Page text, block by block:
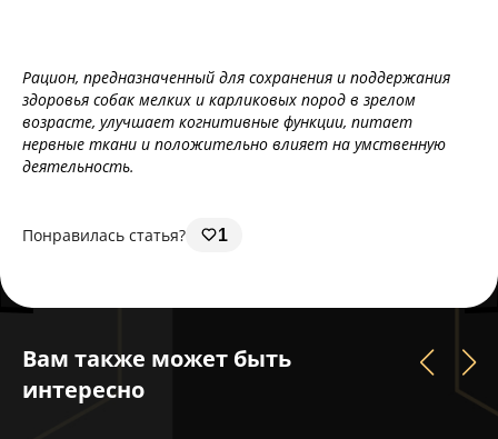
Рацион, предназначенный для сохранения и поддержания
здоровья собак мелких и карликовых пород в зрелом
возрасте, улучшает когнитивные функции, питает
нервные ткани и положительно влияет на умственную
деятельность.
Понравилась статья? 1
Вам также может быть
интересно